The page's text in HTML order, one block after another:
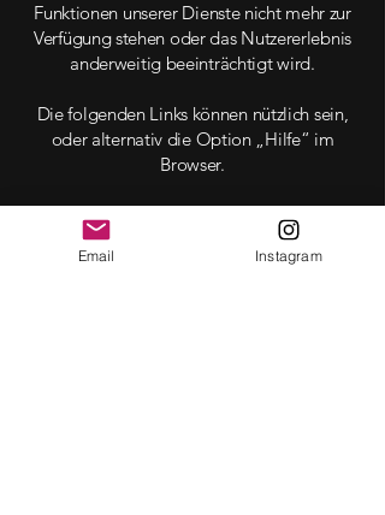
Funktionen unserer Dienste nicht mehr zur
Verfügung stehen oder das Nutzererlebnis
anderweitig beeinträchtigt wird.
Die folgenden Links können nützlich sein,
oder alternativ die Option „Hilfe“ im
Browser.
Cookie-Einstellungen in Firefox
Email Instagram